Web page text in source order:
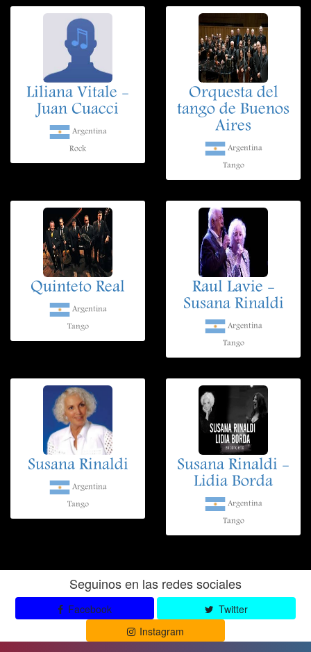
Liliana Vitale -
Juan Cuacci
Argentina
Rock
Orquesta del
tango de Buenos
Aires
Argentina
Tango
Quinteto Real
Argentina
Tango
Raul Lavie -
Susana Rinaldi
Argentina
Tango
Susana Rinaldi
Argentina
Tango
Susana Rinaldi -
Lidia Borda
Argentina
Tango
Seguinos en las redes sociales
Facebook
Twitter
Instagram